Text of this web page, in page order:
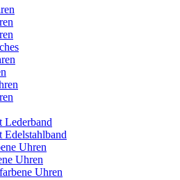
Lederband
Edelstahlband
Uhren
Uhren
Uhren